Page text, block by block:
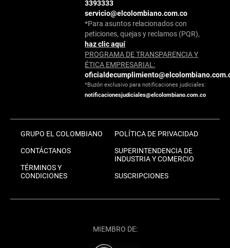
3393333
servicio@elcolombiano.com.co
*Para asuntos relacionados con
peticiones, quejas y reclamos (PQR),
haz clic aquí
PROGRAMA DE TRANSPARENCIA Y
ÉTICA EMPRESARIAL:
*Buzón exclusivo para notificaciones judiciales:
notificacionesjudiciales@elcolombiano.com.co
GRUPO EL COLOMBIANO
CONTÁCTANOS
TÉRMINOS Y
CONDICIONES
POLÍTICA DE PRIVACIDAD
SUPERINTENDENCIA DE
INDUSTRIA Y COMERCIO
SUSCRIPCIONES
MIEMBRO DE: